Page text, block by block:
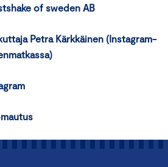
of sweden AB
Kärkkäinen (Instagram-